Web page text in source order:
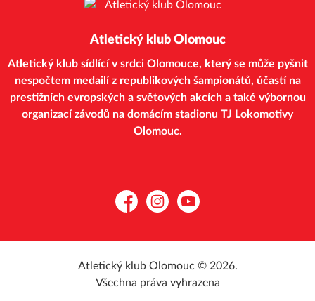
Atletický klub Olomouc
Atletický klub sídlící v srdci Olomouce, který se může pyšnit
nespočtem medailí z republikových šampionátů, účastí na
prestižních evropských a světových akcích a také výbornou
organizací závodů na domácím stadionu TJ Lokomotivy
Olomouc.
FacebookInstagramYouTube
Atletický klub Olomouc © 2026.
Všechna práva vyhrazena